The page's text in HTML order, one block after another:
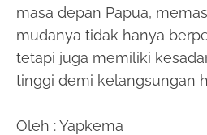
masa depan Papua,
mudanya tidak hanya
tetapi juga memiliki
tinggi demi kelangsungan
Oleh : Yapkema